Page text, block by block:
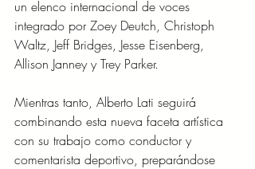
un elenco internacional de voces
integrado por Zoey Deutch, Christoph
Waltz, Jeff Bridges, Jesse Eisenberg,
Allison Janney y Trey Parker.
Mientras tanto, Alberto Lati seguirá
combinando esta nueva faceta artística
con su trabajo como conductor y
comentarista deportivo, preparándose